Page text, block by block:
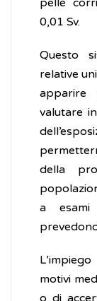
pelle
0,01 Sv.
Questo
relative
apparire
valutare
della
a
motivi